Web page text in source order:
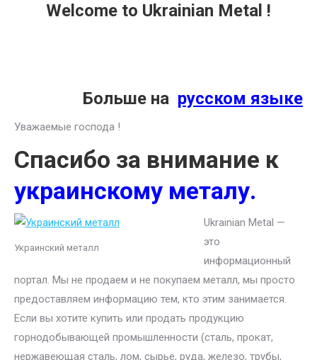
Welcome to Ukrainian Metal !
Больше на русском языке
Уважаемые господа !
Спасибо за внимание к
украинскому металу.
Украинский металл
Ukrainian Metal —
это
информационный
портал. Мы не продаем и не покупаем металл, мы просто
предоставляем информацию тем, кто этим занимается.
Если вы хотите купить или продать продукцию
горнодобывающей промышленности (сталь, прокат,
нержавеющая сталь, лом, сырье, руда, железо, трубы,